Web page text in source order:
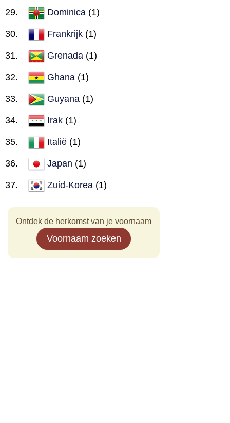
Dominica (1)
Frankrijk (1)
Grenada (1)
Ghana (1)
Guyana (1)
Irak (1)
Italië (1)
Japan (1)
Zuid-Korea (1)
Ontdek de herkomst van je voornaam
Voornaam zoeken